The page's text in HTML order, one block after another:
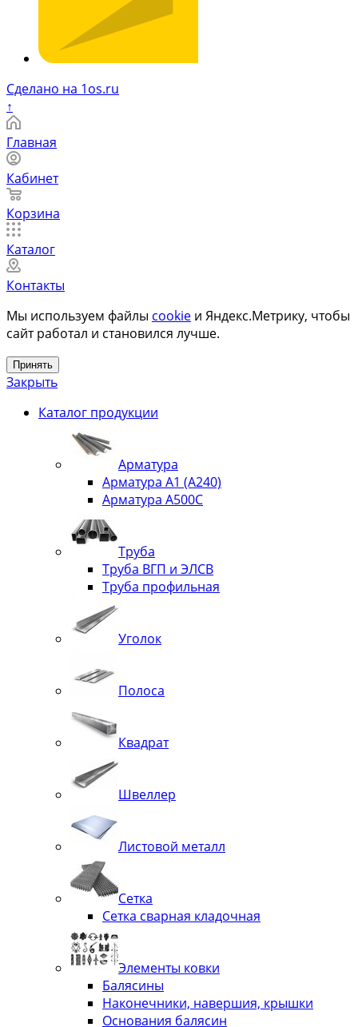
Сделано на 1os.ru
↑
Главная
Кабинет
Корзина
Каталог
Контакты
Мы используем файлы cookie и Яндекс.Метрику, чтобы
сайт работал и становился лучше.
Принять
Закрыть
Каталог продукции
Арматура
Арматура А1 (А240)
Арматура А500С
Труба
Труба ВГП и ЭЛСВ
Труба профильная
Уголок
Полоса
Квадрат
Швеллер
Листовой металл
Сетка
Сетка сварная кладочная
Элементы ковки
Балясины
Наконечники, навершия, крышки
Основания балясин